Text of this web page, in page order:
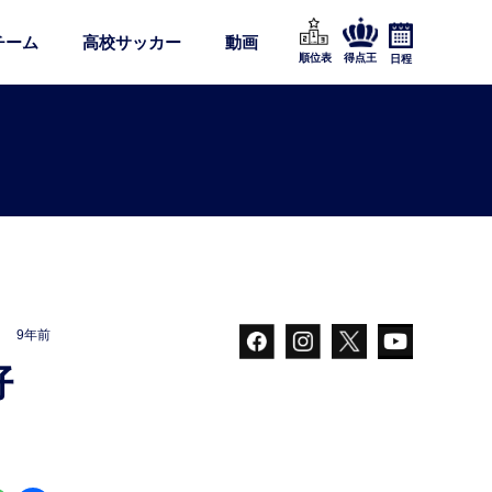
ーム 高校サッカー 動画
順位表 得点王 日程
9年前